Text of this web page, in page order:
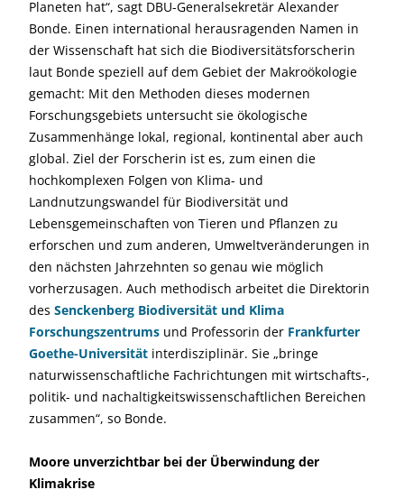
Planeten hat“, sagt DBU-Generalsekretär Alexander
Bonde. Einen international herausragenden Namen in
der Wissenschaft hat sich die Biodiversitätsforscherin
laut Bonde speziell auf dem Gebiet der Makroökologie
gemacht: Mit den Methoden dieses modernen
Forschungsgebiets untersucht sie ökologische
Zusammenhänge lokal, regional, kontinental aber auch
global. Ziel der Forscherin ist es, zum einen die
hochkomplexen Folgen von Klima- und
Landnutzungswandel für Biodiversität und
Lebensgemeinschaften von Tieren und Pflanzen zu
erforschen und zum anderen, Umweltveränderungen in
den nächsten Jahrzehnten so genau wie möglich
vorherzusagen. Auch methodisch arbeitet die Direktorin
des Senckenberg Biodiversität und Klima
Forschungszentrums und Professorin der Frankfurter
Goethe-Universität interdisziplinär. Sie „bringe
naturwissenschaftliche Fachrichtungen mit wirtschafts-,
politik- und nachaltigkeitswissenschaftlichen Bereichen
zusammen“, so Bonde.
Moore unverzichtbar bei der Überwindung der
Klimakrise